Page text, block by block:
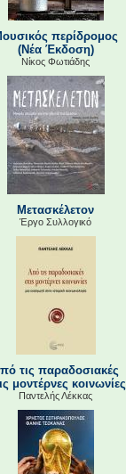
περίδρομος
(Νέα Έκδοση)
Νίκος Φωτιάδης
Μετασκέλετον
Έργο Συλλογικό
τις παραδοσιακές
μοντέρνες κοινωνίες
Παντελής Λέκκας